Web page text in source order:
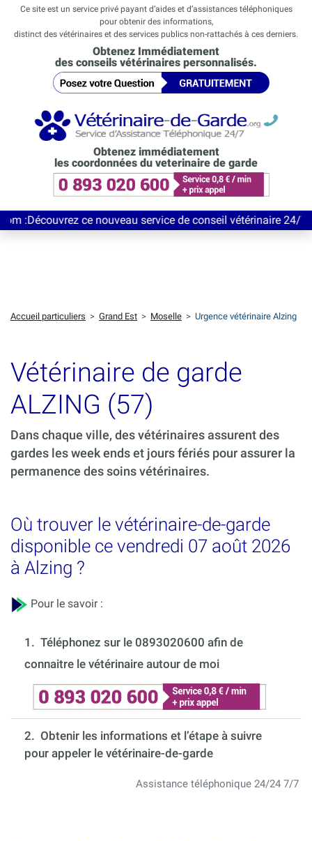
Ce site est un service privé payant d’aides et d’assistances téléphoniques
pour obtenir des informations,
distinct des vétérinaires et des services publics non-rattachés à ces derniers.
Obtenez Immédiatement
des conseils vétérinaires personnalisés.
Obtenez immédiatement
les coordonnées du veterinaire de garde
ce nouveau service de conseil vétérinaire 24/7
Accueil particuliers > Grand Est > Moselle > Urgence vétérinaire Alzing
Vétérinaire de garde
ALZING (57)
Dans chaque ville, des vétérinaires assurent des
gardes les week ends et jours fériés pour assurer la
permanence des soins vétérinaires.
Où trouver le vétérinaire-de-garde
disponible ce vendredi 07 août 2026
à Alzing ?
Pour le savoir :
1. Téléphonez sur le 0893020600 afin de
connaitre le vétérinaire autour de moi
2. Obtenir les informations et l’étape à suivre
pour appeler le vétérinaire-de-garde
Assistance téléphonique 24/24 7/7